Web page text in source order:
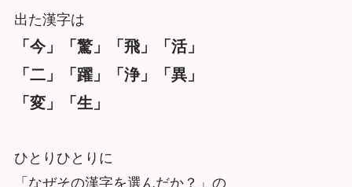
出た漢字は
「今」「驚」「飛」「活」
「二」「躍」「浄」「異」
「変」「生」
ひとりひとりに
「なぜその漢字を選んだか？」の